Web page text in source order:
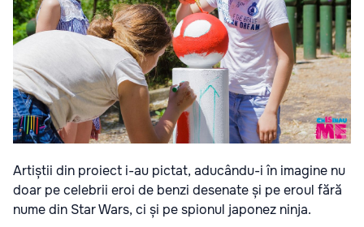
Artiștii din proiect i-au pictat, aducându-i în imagine nu
doar pe celebrii eroi de benzi desenate și pe eroul fără
nume din Star Wars, ci și pe spionul japonez ninja.